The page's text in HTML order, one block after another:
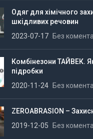
Одяг для хімічного
шкідливих речовин
2023-07-17
Без
Комбінезони ТАЙВЕК.
підробки
2020-11-24
Без
ZEROABRASION –
2019-12-05
Без